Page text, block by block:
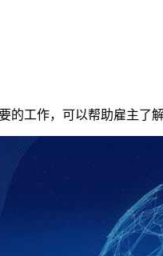
的工作，可以帮助雇主了